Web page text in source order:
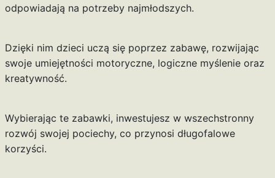
odpowiadają na potrzeby najmłodszych.
Dzięki nim dzieci uczą się poprzez zabawę, rozwijając
swoje umiejętności motoryczne, logiczne myślenie oraz
kreatywność.
Wybierając te zabawki, inwestujesz w wszechstronny
rozwój swojej pociechy, co przynosi długofalowe
korzyści.